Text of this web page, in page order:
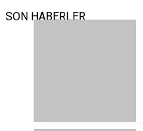
SON HABERLER